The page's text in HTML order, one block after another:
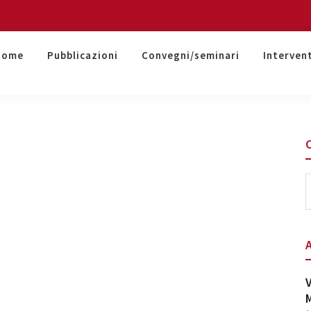
Pubblicazioni Convegni/seminari